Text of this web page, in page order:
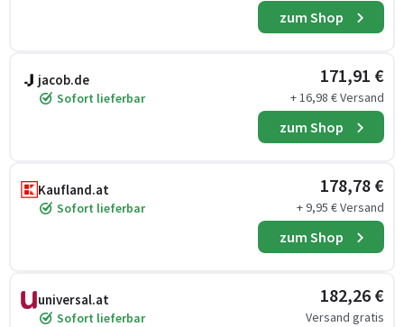
zum Shop
jacob.de
Sofort lieferbar
171,91 €
+ 16,98 € Versand
zum Shop
Kaufland.at
Sofort lieferbar
178,78 €
+ 9,95 € Versand
zum Shop
universal.at
Sofort lieferbar
182,26 €
Versand gratis